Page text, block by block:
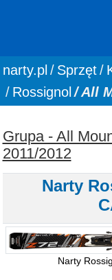
You are here:
narty.pl Sprzęt
Rossignol
All
Grupa - All
2011/2012
Narty
Narty